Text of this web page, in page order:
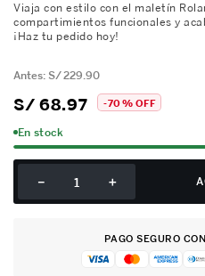
Viaja con estilo con el maletín
compartimientos funcionales y
¡Haz tu pedido hoy!
S/229.90
S/ 68.97 -70 % OFF
En stock
＋
－
PAGO SEGURO